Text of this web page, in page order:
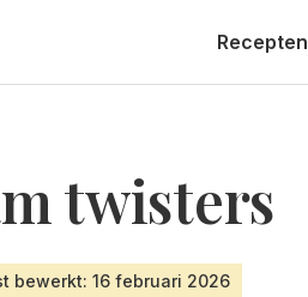
Recepten
twisters
bewerkt: 16 februari 2026